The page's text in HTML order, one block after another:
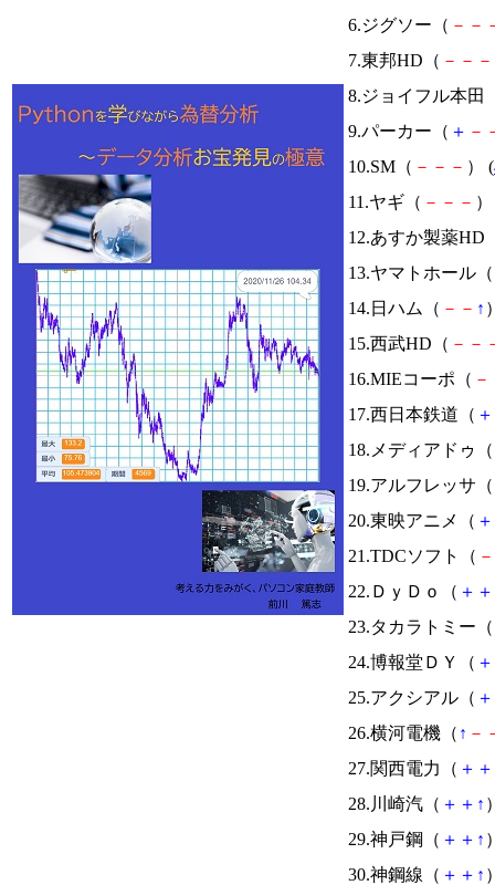
6.ジグソー（ － －
7.東邦HD（ － － －
8.ジョイフル本田
9.パーカー（ ＋ －
10.SM（ － － － ） (
11.ヤギ（ － － －
12.あすか製薬HD
13.ヤマトホール（
14.日ハム（ － － ↑
15.西武HD（ － －
16.MIEコーポ（ －
17.西日本鉄道（ ＋
18.メディアドゥ（
19.アルフレッサ（
20.東映アニメ（ ＋
21.TDCソフト（ －
22.ＤｙＤｏ（ ＋ ＋
23.タカラトミー（
24.博報堂ＤＹ（ ＋
25.アクシアル（ ＋
26.横河電機（ ↑ －
27.関西電力（ ＋ ＋
28.川崎汽（ ＋ ＋ ↑
29.神戸鋼（ ＋ ＋ ↑
30.神鋼線（ ＋ ＋ ↑